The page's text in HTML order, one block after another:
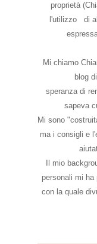
proprietà
l'utilizzo di
Mi chiamo
blog
speranza di
sapeva
Mi sono
ma i consigli e
Il mio
personali mi ha
con la quale